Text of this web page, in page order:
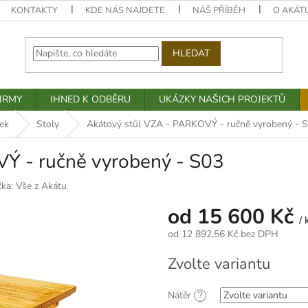
KONTAKTY KDE NÁS NAJDETE NÁŠ PŘÍBĚH O
HLEDAT
IHNED K ODBĚRU UKÁZKY NAŠICH PROJEKTŮ
Stoly Akátový stůl VZA - PARKOVÝ - ručně vyrobený -
- ručně vyrobený - S03
Vše z Akátu
od 15 600 Kč /
od 12 892,56 Kč bez DPH
cena:
Zvolte variantu
Nátěr ?